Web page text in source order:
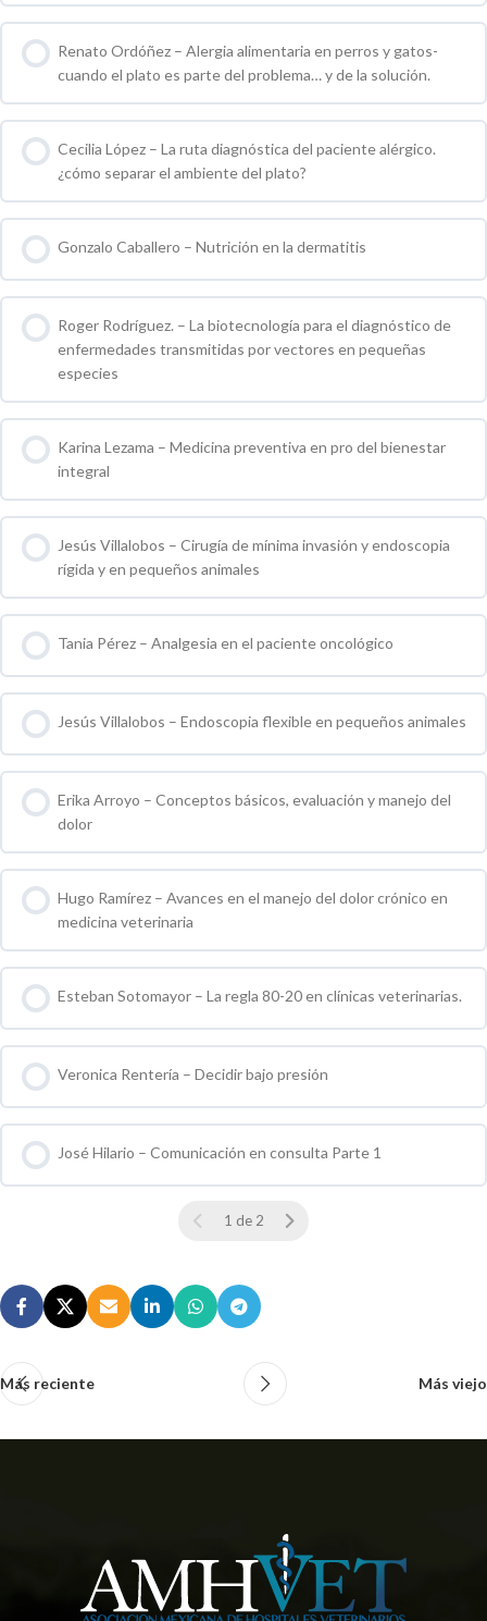
0 % COMPLETO 0 / 0 pasos
Renato Ordóñez – Alergia alimentaria en perros y gatos-
cuando el plato es parte del problema… y de la solución.
0 % COMPLETO 0 / 0 pasos
Cecilia López – La ruta diagnóstica del paciente alérgico.
¿cómo separar el ambiente del plato?
0 % COMPLETO 0 / 0 pasos
Gonzalo Caballero – Nutrición en la dermatitis
0 % COMPLETO 0 / 0 pasos
Roger Rodríguez. – La biotecnología para el diagnóstico de
enfermedades transmitidas por vectores en pequeñas
especies
0 % COMPLETO 0 / 0 pasos
Karina Lezama – Medicina preventiva en pro del bienestar
integral
0 % COMPLETO 0 / 0 pasos
Jesús Villalobos – Cirugía de mínima invasión y endoscopia
rígida y en pequeños animales
0 % COMPLETO 0 / 0 pasos
Tania Pérez – Analgesia en el paciente oncológico
0 % COMPLETO 0 / 0 pasos
Jesús Villalobos – Endoscopia flexible en pequeños animales
0 % COMPLETO 0 / 0 pasos
Erika Arroyo – Conceptos básicos, evaluación y manejo del
dolor
0 % COMPLETO 0 / 0 pasos
Hugo Ramírez – Avances en el manejo del dolor crónico en
medicina veterinaria
0 % COMPLETO 0 / 0 pasos
Esteban Sotomayor – La regla 80-20 en clínicas veterinarias.
0 % COMPLETO 0 / 0 pasos
Veronica Rentería – Decidir bajo presión
0 % COMPLETO 0 / 0 pasos
José Hilario – Comunicación en consulta Parte 1
0 % COMPLETO 0 / 0 pasos
1 de 2
Más reciente Más viejo